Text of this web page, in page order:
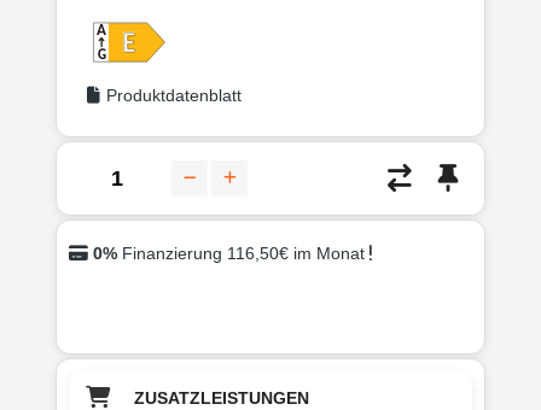
Produktdatenblatt
0% Finanzierung 116,50€ im Monat
ZUSATZLEISTUNGEN